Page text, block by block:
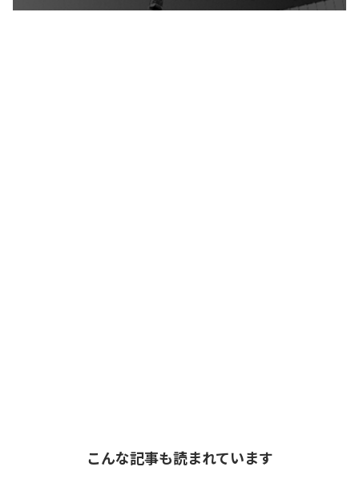
こんな記事も読まれています